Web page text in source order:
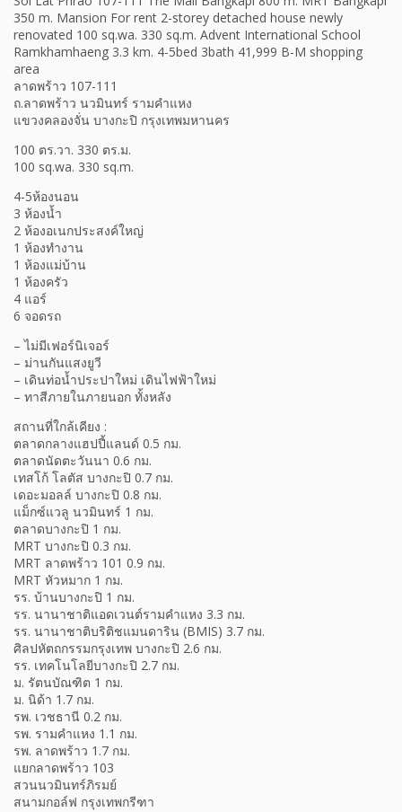
350 m. Mansion For rent 2-storey detached house newly
renovated 100 sq.wa. 330 sq.m. Advent International School
Ramkhamhaeng 3.3 km. 4-5bed 3bath 41,999 B-M shopping
area
ลาดพร้าว 107-111
ถ.ลาดพร้าว นวมินทร์ รามคำแหง
แขวงคลองจั่น บางกะปิ กรุงเทพมหานคร
100 ตร.วา. 330 ตร.ม.
100 sq.wa. 330 sq.m.
4-5ห้องนอน
3 ห้องน้ำ
2 ห้องอเนกประสงค์ใหญ่
1 ห้องทำงาน
1 ห้องแม่บ้าน
1 ห้องครัว
4 แอร์
6 จอดรถ
– ไม่มีเฟอร์นิเจอร์
– ม่านกันแสงยูวี
– เดินท่อน้ำประปาใหม่ เดินไฟฟ้าใหม่
– ทาสีภายในภายนอก ทั้งหลัง
สถานที่ใกล้เคียง :
ตลาดกลางแฮปปี้แลนด์ 0.5 กม.
ตลาดนัดตะวันนา 0.6 กม.
เทสโก้ โลตัส บางกะปิ 0.7 กม.
เดอะมอลล์ บางกะปิ 0.8 กม.
แม็กซ์แวลู นวมินทร์ 1 กม.
ตลาดบางกะปิ 1 กม.
MRT บางกะปิ 0.3 กม.
MRT ลาดพร้าว 101 0.9 กม.
MRT หัวหมาก 1 กม.
รร. บ้านบางกะปิ 1 กม.
รร. นานาชาติแอดเวนต์รามคำแหง 3.3 กม.
รร. นานาชาติบริติชแมนดาริน (BMIS) 3.7 กม.
ศิลปหัตถกรรมกรุงเทพ บางกะปิ 2.6 กม.
รร. เทคโนโลยีบางกะปิ 2.7 กม.
ม. รัตนบัณฑิต 1 กม.
ม. นิด้า 1.7 กม.
รพ. เวชธานี 0.2 กม.
รพ. รามคำแหง 1.1 กม.
รพ. ลาดพร้าว 1.7 กม.
แยกลาดพร้าว 103
สวนนวมินทร์ภิรมย์
สนามกอล์ฟ กรุงเทพกรีฑา